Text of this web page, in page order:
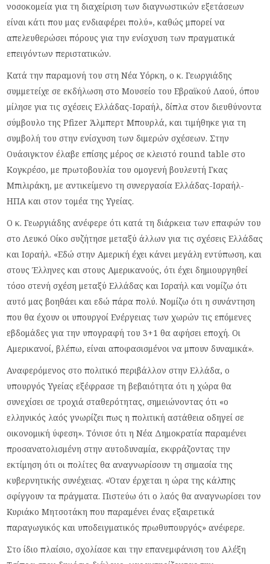
νοσοκομεία για τη διαχείριση των διαγνωστικών εξετάσεων
είναι κάτι που μας ενδιαφέρει πολύ», καθώς μπορεί να
απελευθερώσει πόρους για την ενίσχυση των πραγματικά
επειγόντων περιστατικών.
Κατά την παραμονή του στη Νέα Υόρκη, ο κ. Γεωργιάδης
συμμετείχε σε εκδήλωση στο Μουσείο του Εβραϊκού Λαού, όπου
μίλησε για τις σχέσεις Ελλάδας-Ισραήλ, δίπλα στον διευθύνοντα
σύμβουλο της Pfizer Άλμπερτ Μπουρλά, και τιμήθηκε για τη
συμβολή του στην ενίσχυση των διμερών σχέσεων. Στην
Ουάσιγκτον έλαβε επίσης μέρος σε κλειστό round table στο
Κογκρέσο, με πρωτοβουλία του ομογενή βουλευτή Γκας
Μπιλιράκη, με αντικείμενο τη συνεργασία Ελλάδας-Ισραήλ-
ΗΠΑ και στον τομέα της Υγείας.
Ο κ. Γεωργιάδης ανέφερε ότι κατά τη διάρκεια των επαφών του
στο Λευκό Οίκο συζήτησε μεταξύ άλλων για τις σχέσεις Ελλάδας
και Ισραήλ. «Εδώ στην Αμερική έχει κάνει μεγάλη εντύπωση, και
στους Έλληνες και στους Αμερικανούς, ότι έχει δημιουργηθεί
τόσο στενή σχέση μεταξύ Ελλάδας και Ισραήλ και νομίζω ότι
αυτό μας βοηθάει και εδώ πάρα πολύ. Νομίζω ότι η συνάντηση
που θα έχουν οι υπουργοί Ενέργειας των χωρών τις επόμενες
εβδομάδες για την υπογραφή του 3+1 θα αφήσει εποχή. Οι
Αμερικανοί, βλέπω, είναι αποφασισμένοι να μπουν δυναμικά».
Αναφερόμενος στο πολιτικό περιβάλλον στην Ελλάδα, ο
υπουργός Υγείας εξέφρασε τη βεβαιότητα ότι η χώρα θα
συνεχίσει σε τροχιά σταθερότητας, σημειώνοντας ότι «ο
ελληνικός λαός γνωρίζει πως η πολιτική αστάθεια οδηγεί σε
οικονομική ύφεση». Τόνισε ότι η Νέα Δημοκρατία παραμένει
προσανατολισμένη στην αυτοδυναμία, εκφράζοντας την
εκτίμηση ότι οι πολίτες θα αναγνωρίσουν τη σημασία της
κυβερνητικής συνέχειας. «Όταν έρχεται η ώρα της κάλπης
σφίγγουν τα πράγματα. Πιστεύω ότι ο λαός θα αναγνωρίσει τον
Κυριάκο Μητσοτάκη που παραμένει ένας εξαιρετικά
παραγωγικός και υποδειγματικός πρωθυπουργός» ανέφερε.
Στο ίδιο πλαίσιο, σχολίασε και την επανεμφάνιση του Αλέξη